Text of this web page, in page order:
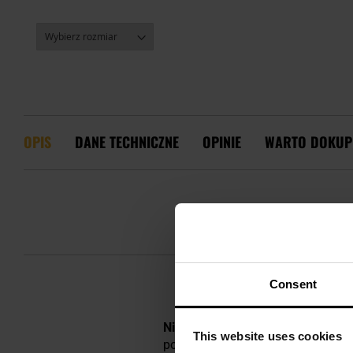
Consent
This website uses cookies
OPIS DANE TECHNICZNE OPINIE WARTO
Niskoprofilowy pas taktyczny
podstawowego wyposażenia.